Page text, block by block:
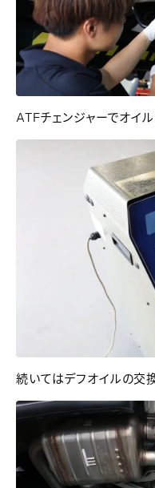
ATFチェンジャーでオイル
続いてはデフオイルの交